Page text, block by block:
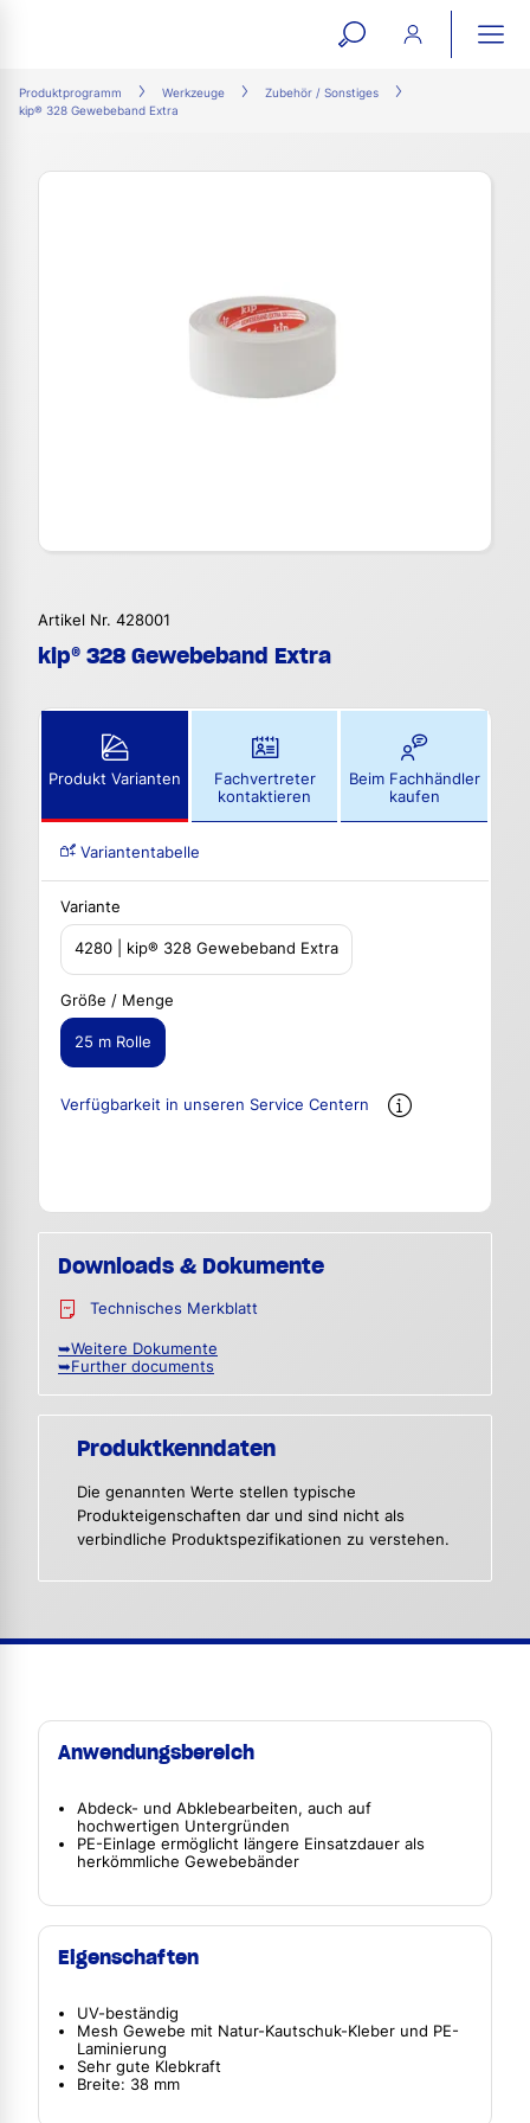
open
search
Produktprogramm Werkzeuge
Zubehör / Sonstiges
kip® 328 Gewebeband Extra
Artikel Nr. 428001
kip® 328 Gewebeband Extra
Produkt Varianten
Fachvertreter
kontaktieren
Beim Fachhändler
kaufen
Variantentabelle
Variante
4280 | kip® 328 Gewebeband Extra
Größe / Menge
25 m Rolle
Verfügbarkeit in unseren Service Centern
Downloads & Dokumente
Technisches Merkblatt
➥Weitere Dokumente
➥Further documents
Produktkenndaten
Die genannten Werte stellen typische
Produkteigenschaften dar und sind nicht als
verbindliche Produktspezifikationen zu verstehen.
Anwendungsbereich
Abdeck- und Abklebearbeiten, auch auf
hochwertigen Untergründen
PE-Einlage ermöglicht längere Einsatzdauer als
herkömmliche Gewebebänder
Eigenschaften
UV-beständig
Mesh Gewebe mit Natur-Kautschuk-Kleber und PE-
Laminierung
Sehr gute Klebkraft
Breite: 38 mm